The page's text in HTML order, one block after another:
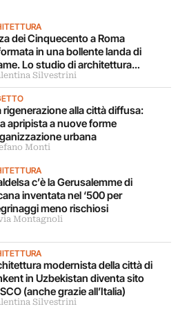
dei Cinquecento a Roma
in una bollente landa di
Lo studio di architettura
il progetto
Silvestrini
rigenerazione alla città diffusa:
apripista a nuove forme
urbana
Monti
c’è la Gerusalemme di
inventata nel ‘500 per
meno rischiosi
Montagnoli
modernista della città di
in Uzbekistan diventa sito
(anche grazie all’Italia)
Silvestrini